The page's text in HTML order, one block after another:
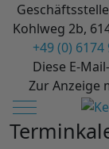
Kohlweg 2b,
+49 (0) 6174
Diese E-
Zur Anzeige
Mobile Menu